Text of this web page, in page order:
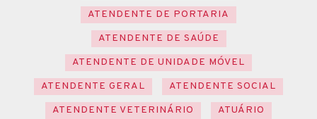
ATENDENTE DE PORTARIA
ATENDENTE DE SAÚDE
ATENDENTE DE UNIDADE MÓVEL
ATENDENTE GERAL
ATENDENTE SOCIAL
ATENDENTE VETERINÁRIO
ATUÁRIO